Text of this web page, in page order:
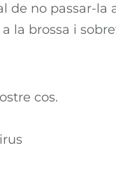
no passar-
la brossa i
cos.